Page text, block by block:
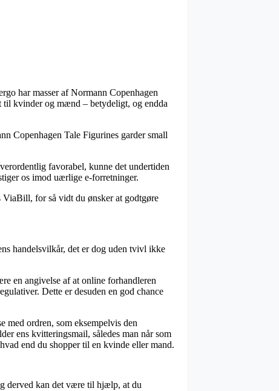
har masser af Normann Copenhagen
til kvinder og mænd – betydeligt, og endda
Copenhagen Tale Figurines garder small
favorabel, kunne det undertiden
os imod uærlige e-forretninger.
for så vidt du ønsker at godtgøre
handelsvilkår, det er dog uden tvivl ikke
en angivelse af at online forhandleren
Dette er desuden en god chance
med ordren, som eksempelvis den
ens kvitteringsmail, således man når som
end du shopper til en kvinde eller mand.
derved kan det være til hjælp, at du